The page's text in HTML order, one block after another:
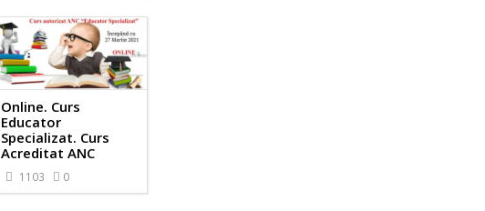
Online. Curs
Educator
Specializat. Curs
Acreditat ANC
1103 0